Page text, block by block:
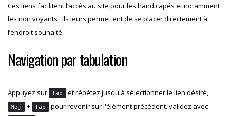
Ces liens facilitent l’accès au site pour les handicapés et notamment
les non voyants : ils leurs permettent de se placer directement à
l’endroit souhaité.
Navigation par tabulation
Appuyez sur Tab et répétez jusqu'à sélectionner le lien désiré,
Maj + Tab pour revenir sur l'élément précèdent. validez avec